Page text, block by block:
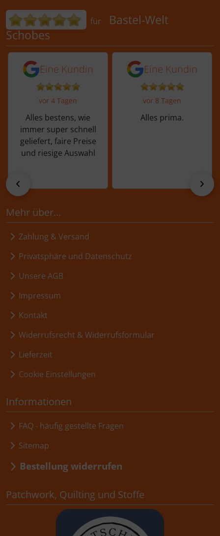
Bewertungen für Bastel-Welt
für
Bastel-Welt
Schobes
5 von 5 Sternen von einer Kundin vor
Eine Kundin
vor 4 Tagen
Alles bestens, wie
immer super schnell
geliefert, faire Preise
und riesige Auswahl
5 von 5 Sternen
Eine Kundin
vor 8 Tagen
Alles prima.
vor
Mehr über...
Zahlung & Versand
Privatsphäre und Datenschutz
Unsere AGB
Impressum
Kontakt
Widerrufsrecht & Widerrufsformular
Lieferzeit
Cookie Einstellungen
Informationen
FAQ - häufig gestellte Fragen
Sitemap
Bestellung widerrufen
Patchwork, Quilting und Stoffe